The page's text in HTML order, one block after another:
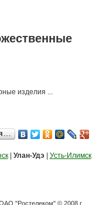
изделия ...
| Улан-Удэ| Усть-Илимск
"Ростелеком" © 2008 г.